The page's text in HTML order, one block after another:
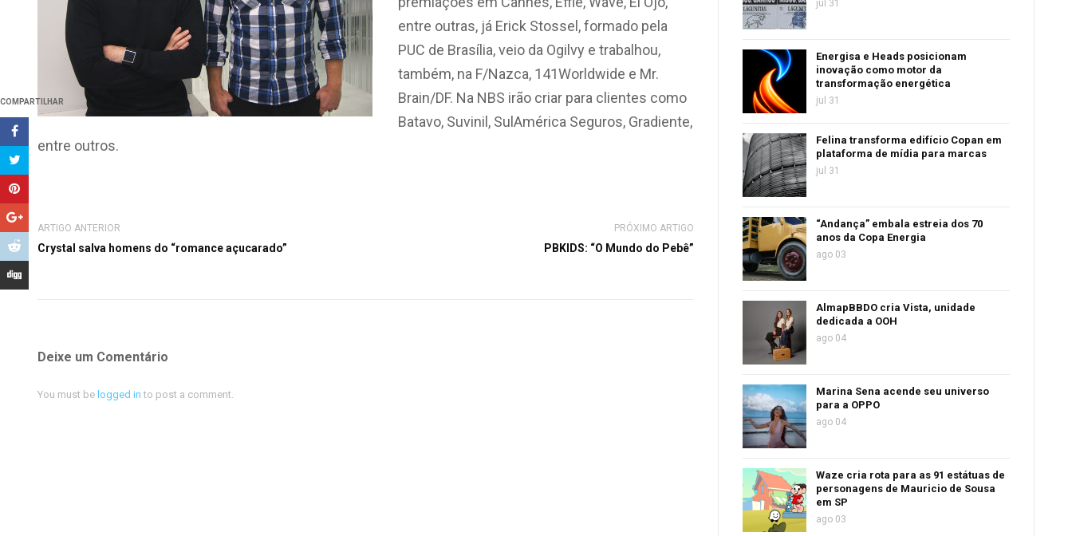
COMPARTILHAR
entre outras, já Erick Stossel, formado pela
PUC de Brasília, veio da Ogilvy e trabalhou,
também, na F/Nazca, 141Worldwide e Mr.
Brain/DF. Na NBS irão criar para clientes como
Batavo, Suvinil, SulAmérica Seguros, Gradiente,
entre outros.
ARTIGO ANTERIOR
Crystal salva homens do “romance açucarado”
PRÓXIMO ARTIGO
PBKIDS: “O Mundo do Pebê”
Deixe um Comentário
You must be logged in to post a comment.
jul 31
Energisa e Heads posicionam
inovação como motor da
transformação energética
jul 31
Felina transforma edifício Copan em
plataforma de mídia para marcas
jul 31
“Andança” embala estreia dos 70
anos da Copa Energia
ago 03
AlmapBBDO cria Vista, unidade
dedicada a OOH
ago 04
Marina Sena acende seu universo
para a OPPO
ago 04
Waze cria rota para as 91 estátuas de
personagens de Mauricio de Sousa
em SP
ago 03